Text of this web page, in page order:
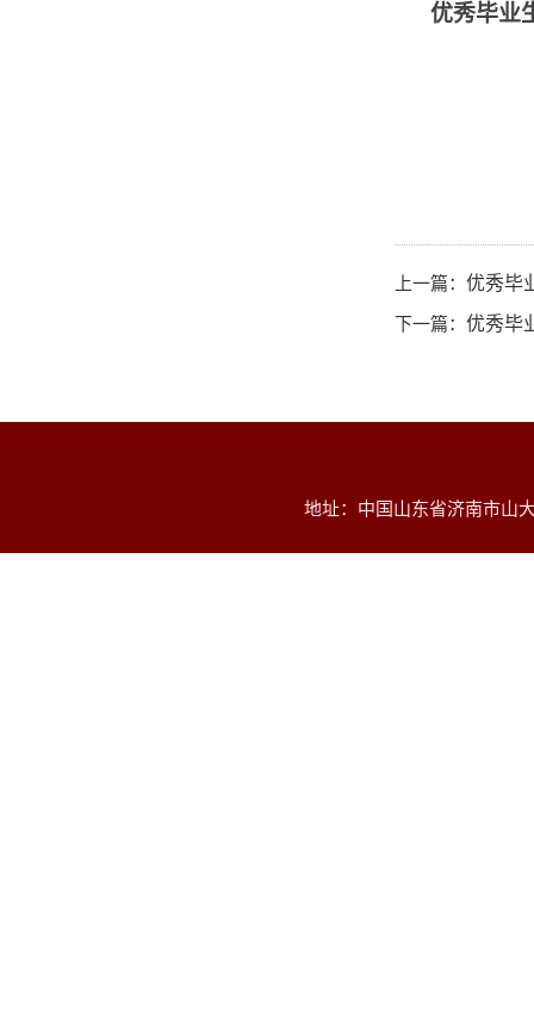
优秀毕业
上一篇： 优秀毕
下一篇： 优秀毕
地址：中国山东省济南市山